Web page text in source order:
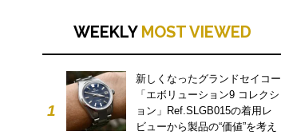
WEEKLY MOST VIEWED
1
新しくなったグランドセイコー
「エボリューション9 コレクシ
ョン」Ref.SLGB015の着用レ
ビューから製品の“価値”を考え